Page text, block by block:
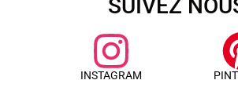
SUIVEZ
INSTAGRAM